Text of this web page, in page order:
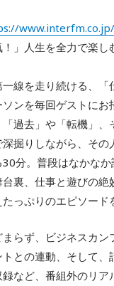
！」人生を全力で楽
線を走り続ける、「
ンを毎回ゲストにお
「過去」や「転機」
掘りしながら、その
分。普段はなかな
裏、仕事と遊びの絶
っぷりのエピソード
らず、ビジネスカン
との連動、そして、
など、番組外のリア